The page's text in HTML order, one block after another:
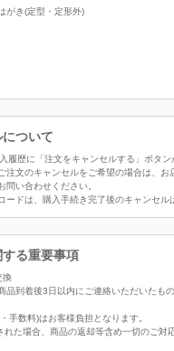
がき(定型・定形外)
ついて
履歴に「注文をキャンセルする」ボタン
注文のキャンセルをご希望の場合は、お
問い合わせください。
ードは、購入手続き完了後のキャンセル
る重要事項
換
品到着後3日以内にご連絡いただいたも
手数料)はお客様負担となります。
た場合、商品の返却等含め一切のご対